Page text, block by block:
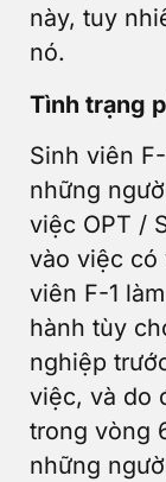
này, tuy
nó.
Tình trạng
Sinh viên
những
việc OPT /
vào việc có
viên F-1
hành tùy
nghiệp
việc, và do
trong vòng
những